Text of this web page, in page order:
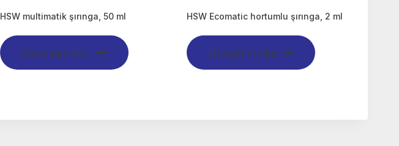
HSW multimatik şırınga, 50 ml
Devamını oku
HSW Ecomatic hortumlu şırınga, 2 ml
Devamını oku